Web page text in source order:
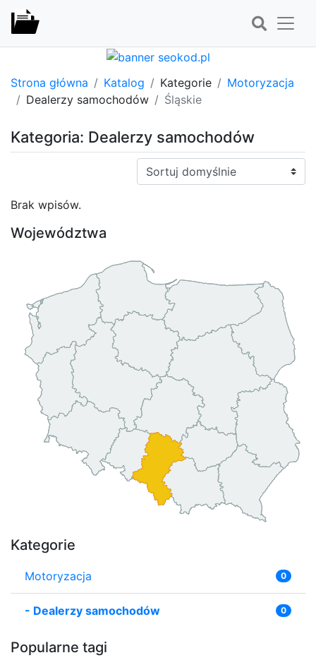
Strona główna Katalog Kategorie
Motoryzacja
Dealerzy samochodów
Śląskie
Kategoria: Dealerzy samochodów
Sortuj:
Brak wpisów.
Województwa
Kategorie
Motoryzacja 0
- Dealerzy samochodów 0
Popularne tagi